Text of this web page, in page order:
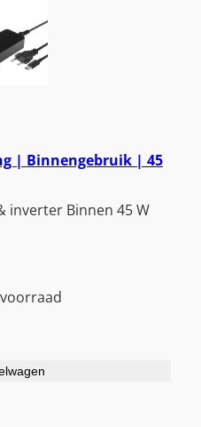
| Binnengebruik | 45
inverter Binnen 45 W